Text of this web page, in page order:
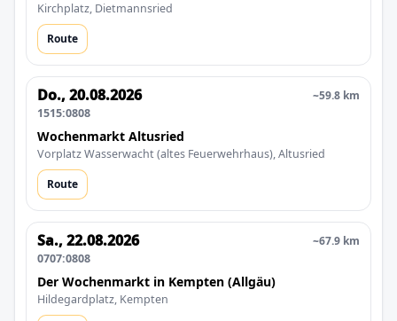
Kirchplatz, Dietmannsried
Route
Do., 20.08.2026
1515:0808
~59.8 km
Wochenmarkt Altusried
Vorplatz Wasserwacht (altes Feuerwehrhaus), Altusried
Route
Sa., 22.08.2026
0707:0808
~67.9 km
Der Wochenmarkt in Kempten (Allgäu)
Hildegardplatz, Kempten